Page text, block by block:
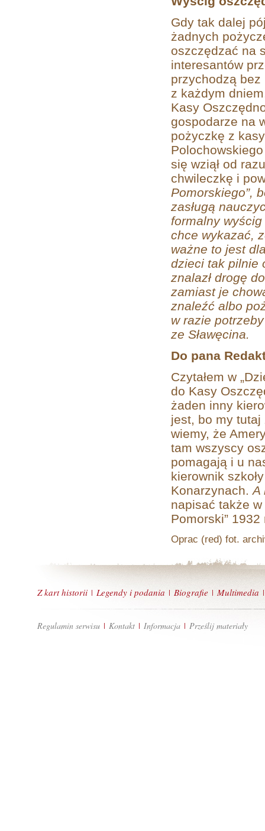
Gdy tak dalej
żadnych
oszczędzać na
interesantów
przychodzą bez
z każdym
Kasy
gospodarze na
pożyczkę z
się wziął od
chwileczkę i
Pomorskiego”,
zasługą
formalny
chce wykazać,
ważne to jest
dzieci tak pilnie
znalazł drogę
zamiast je
znaleźć albo
w razie
ze Sławęcina.
Do pana
Czytałem w
do Kasy
żaden inny
jest, bo my tutaj
wiemy, że
tam wszyscy
pomagają i u
kierownik
Konarzynach.A
napisać także w
Pomorski” 1932
Oprac (red) fot.
Z kart historii | Legendy i podania | Biografie | Multimedia |
Regulamin serwisu | Kontakt | Informacja | Prześlij materiały